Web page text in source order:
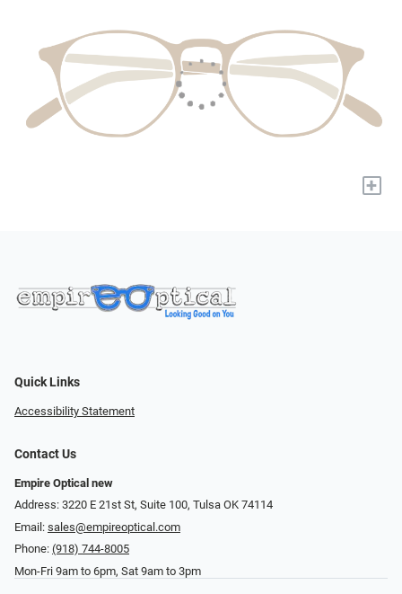
+
Quick Links
Accessibility Statement
Contact Us
Empire Optical new
Address: 3220 E 21st St, Suite 100, Tulsa OK 74114
Email: sales@empireoptical.com
Phone: (918) 744-8005
Mon-Fri 9am to 6pm, Sat 9am to 3pm